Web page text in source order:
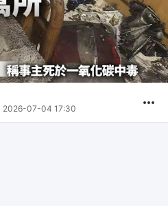
2026-07-04 17:30